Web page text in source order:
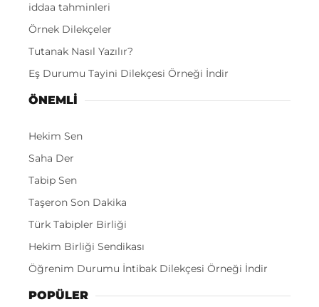
iddaa tahminleri
Örnek Dilekçeler
Tutanak Nasıl Yazılır?
Eş Durumu Tayini Dilekçesi Örneği İndir
ÖNEMLI
Hekim Sen
Saha Der
Tabip Sen
Taşeron Son Dakika
Türk Tabipler Birliği
Hekim Birliği Sendikası
Öğrenim Durumu İntibak Dilekçesi Örneği İndir
POPÜLER